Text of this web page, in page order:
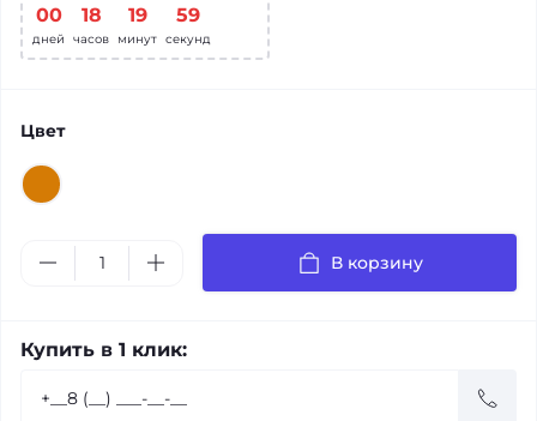
00
дней
18
часов
19
минут
58
секунд
Цвет
В корзину
Купить в 1 клик: